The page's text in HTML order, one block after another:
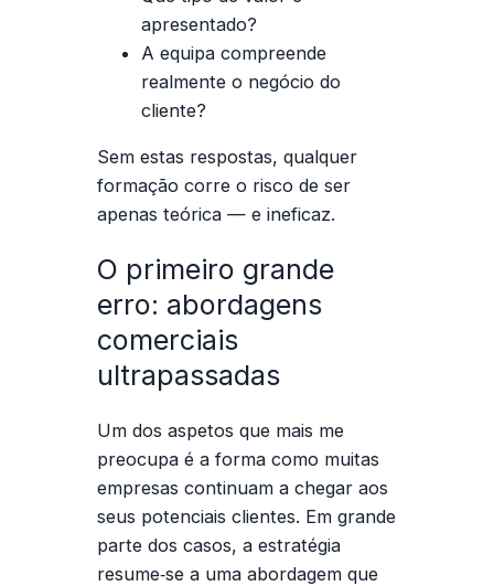
apresentado?
A equipa compreende
realmente o negócio do
cliente?
Sem estas respostas, qualquer
formação corre o risco de ser
apenas teórica — e ineficaz.
O primeiro grande
erro: abordagens
comerciais
ultrapassadas
Um dos aspetos que mais me
preocupa é a forma como muitas
empresas continuam a chegar aos
seus potenciais clientes. Em grande
parte dos casos, a estratégia
resume‑se a uma abordagem que